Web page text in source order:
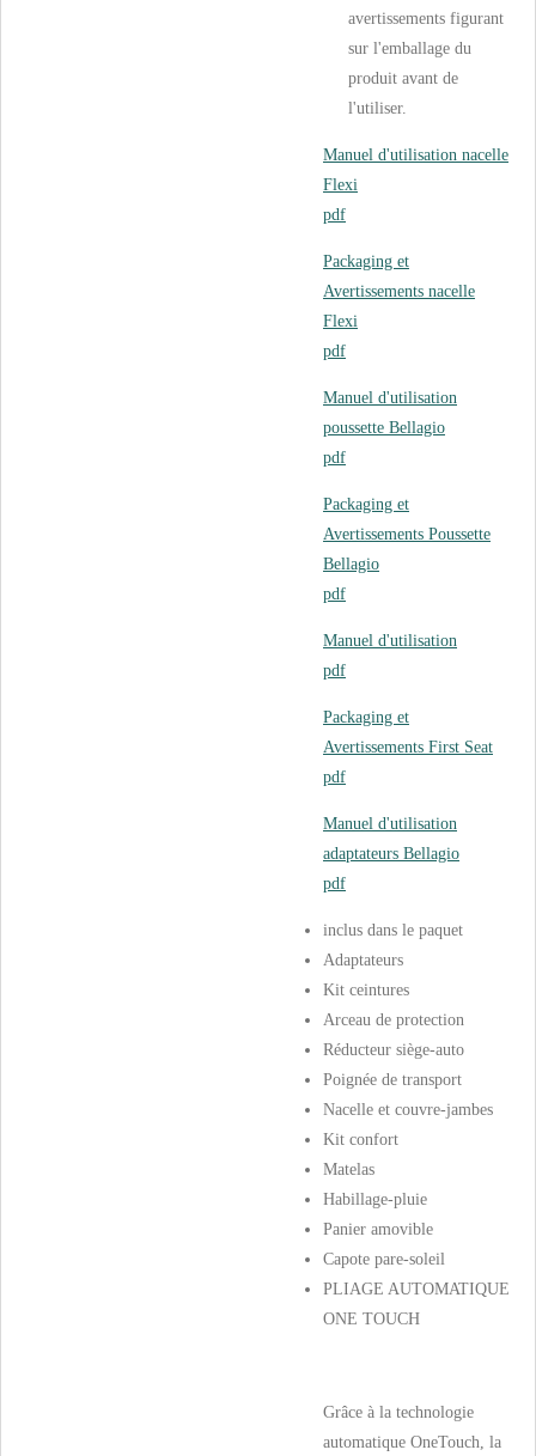
avertissements figurant
sur l'emballage du
produit avant de
l'utiliser.
Manuel d'utilisation nacelle
Flexi
pdf
Packaging et
Avertissements nacelle
Flexi
pdf
Manuel d'utilisation
poussette Bellagio
pdf
Packaging et
Avertissements Poussette
Bellagio
pdf
Manuel d'utilisation
pdf
Packaging et
Avertissements First Seat
pdf
Manuel d'utilisation
adaptateurs Bellagio
pdf
inclus dans le paquet
Adaptateurs
Kit ceintures
Arceau de protection
Réducteur siège-auto
Poignée de transport
Nacelle et couvre-jambes
Kit confort
Matelas
Habillage-pluie
Panier amovible
Capote pare-soleil
PLIAGE AUTOMATIQUE
ONE TOUCH
Grâce à la technologie
automatique OneTouch, la